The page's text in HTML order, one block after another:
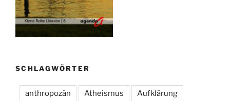
SCHLAGWÖRTER
anthropozän Atheismus Aufklärung